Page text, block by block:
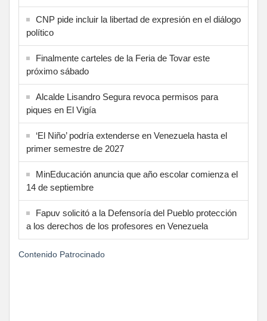
CNP pide incluir la libertad de expresión en el diálogo
político
Finalmente carteles de la Feria de Tovar este
próximo sábado
Alcalde Lisandro Segura revoca permisos para
piques en El Vigía
‘El Niño’ podría extenderse en Venezuela hasta el
primer semestre de 2027
MinEducación anuncia que año escolar comienza el
14 de septiembre
Fapuv solicitó a la Defensoría del Pueblo protección
a los derechos de los profesores en Venezuela
Contenido Patrocinado